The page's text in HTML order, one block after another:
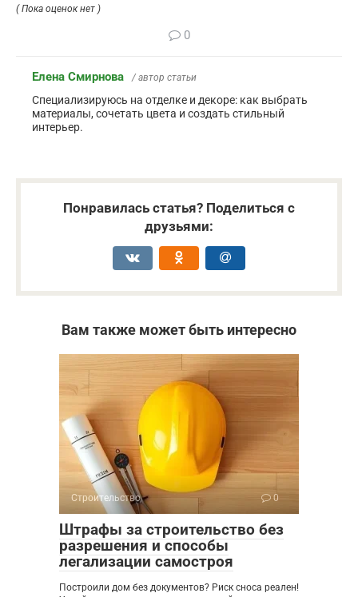
( Пока оценок нет )
0
Елена Смирнова / автор статьи
Специализируюсь на отделке и декоре: как выбрать
материалы, сочетать цвета и создать стильный
интерьер.
Понравилась статья? Поделиться с
друзьями:
Вам также может быть интересно
Строительство 0
Штрафы за строительство без
разрешения и способы
легализации самостроя
Построили дом без документов? Риск сноса реален!